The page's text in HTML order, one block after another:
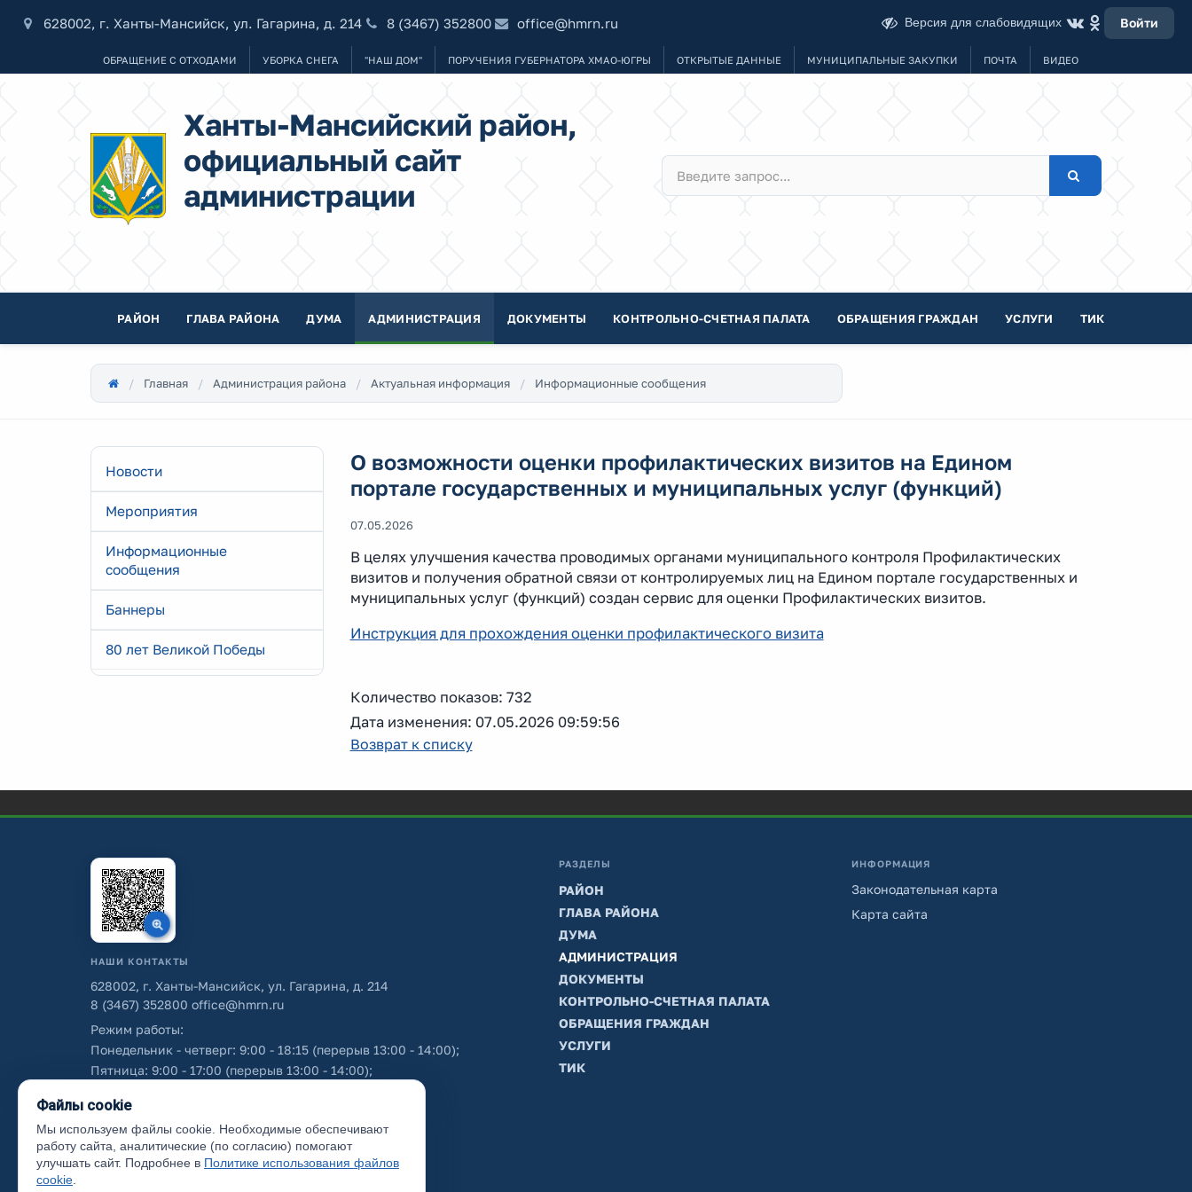
628002, г. Ханты-Мансийск, ул. Гагарина, д. 214 8 (3467) 352800 office@hmrn.ru Версия для слабовидящих Войти
ОБРАЩЕНИЕ С ОТХОДАМИ УБОРКА СНЕГА "НАШ ДОМ" ПОРУЧЕНИЯ ГУБЕРНАТОРА ХМАО-ЮГРЫ ОТКРЫТЫЕ ДАННЫЕ МУНИЦИПАЛЬНЫЕ ЗАКУПКИ ПОЧТА ВИДЕО
Ханты-Мансийский район,
официальный сайт
администрации
РАЙОН ГЛАВА РАЙОНА ДУМА АДМИНИСТРАЦИЯ ДОКУМЕНТЫ КОНТРОЛЬНО-СЧЕТНАЯ ПАЛАТА ОБРАЩЕНИЯ ГРАЖДАН УСЛУГИ ТИК
Главная Администрация района Актуальная информация Информационные сообщения
Новости
Мероприятия
Информационные
сообщения
Баннеры
80 лет Великой Победы
О возможности оценки профилактических визитов на Едином
портале государственных и муниципальных услуг (функций)
07.05.2026
В целях улучшения качества проводимых органами муниципального контроля Профилактических
визитов и получения обратной связи от контролируемых лиц на Едином портале государственных и
муниципальных услуг (функций) создан сервис для оценки Профилактических визитов.
Инструкция для прохождения оценки профилактического визита
Количество показов: 732
Дата изменения: 07.05.2026 09:59:56
Возврат к списку
НАШИ КОНТАКТЫ
628002, г. Ханты-Мансийск, ул. Гагарина, д. 214
8 (3467) 352800 office@hmrn.ru
Режим работы:
Понедельник - четверг: 9:00 - 18:15 (перерыв 13:00 - 14:00);
Пятница: 9:00 - 17:00 (перерыв 13:00 - 14:00);
Об использовании персональных данных
РАЗДЕЛЫ
РАЙОН
ГЛАВА РАЙОНА
ДУМА
АДМИНИСТРАЦИЯ
ДОКУМЕНТЫ
КОНТРОЛЬНО-СЧЕТНАЯ ПАЛАТА
ОБРАЩЕНИЯ ГРАЖДАН
УСЛУГИ
ТИК
ИНФОРМАЦИЯ
Законодательная карта
Карта сайта
Файлы cookie
Мы используем файлы cookie. Необходимые обеспечивают
работу сайта, аналитические (по согласию) помогают
улучшать сайт. Подробнее в Политике использования файлов
cookie